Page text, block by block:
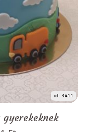
id: 3411